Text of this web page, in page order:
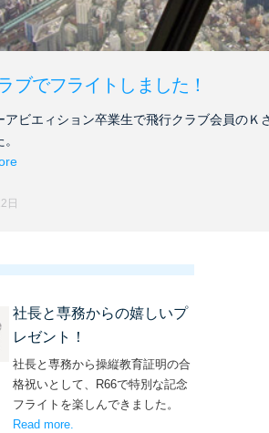
ブでフライトしました！
アビエィション卒業生で飛行クラブ会員のＫ
日
社長と専務からの嬉しいプ
レゼント！
社長と専務から操縦教育証明の合
格祝いとして、R66で特別な記念
フライトを楽しんできました。
Read more– ‘社長と専務からの嬉しいプレゼン
.